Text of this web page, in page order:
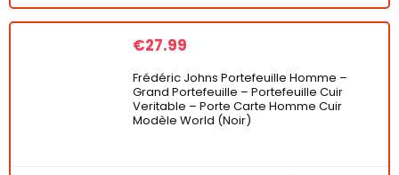
€27.99
Frédéric Johns Portefeuille Homme –
Grand Portefeuille – Portefeuille Cuir
Veritable – Porte Carte Homme Cuir
Modèle World (Noir)